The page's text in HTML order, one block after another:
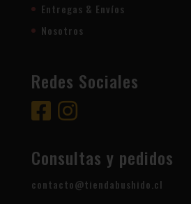
Entregas & Envíos
Nosotros
Redes Sociales
Consultas y pedidos
contacto@tiendabushido.cl